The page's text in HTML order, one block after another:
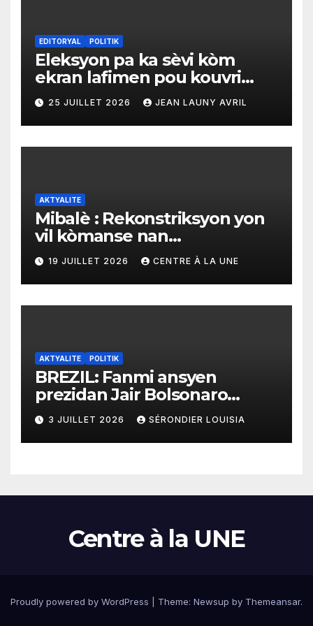
EDITORYAL POLITIK
Eleksyon pa ka sèvi kòm
ekran lafimen pou kouvri
echèk tranzisyon an
25 JUILLET 2026 JEAN LAUNY AVRIL
AKTYALITE
Mibalè : Rekonstriksyon yon
vil kòmanse nan
rekonstriksyon lespri moun
yo
19 JUILLET 2026 CENTRE À LA UNE
AKTYALITE POLITIK
BREZIL: Fanmi ansyen
prezidan Jair Bolsonaro
mande gouvènman
ameriken an ogmante taks
sou tout pwodui Brezil ap
3 JUILLET 2026 SÉRONDIER LOUISIA
Centre à la UNE
Proudly powered by WordPress Theme: Newsup by Themeansar.